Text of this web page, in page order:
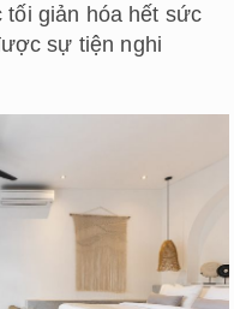
tối giản hóa hết sức
sự tiện nghi